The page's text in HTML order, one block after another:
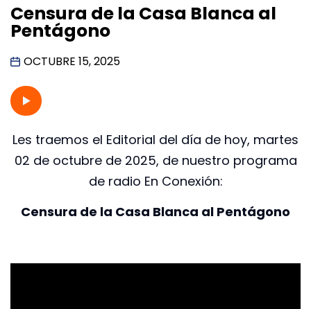
Censura de la Casa Blanca al
Pentágono
OCTUBRE 15, 2025
Les traemos el Editorial del día de hoy, martes
02 de octubre de 2025, de nuestro programa
de radio En Conexión:
Censura de la Casa Blanca al Pentágono